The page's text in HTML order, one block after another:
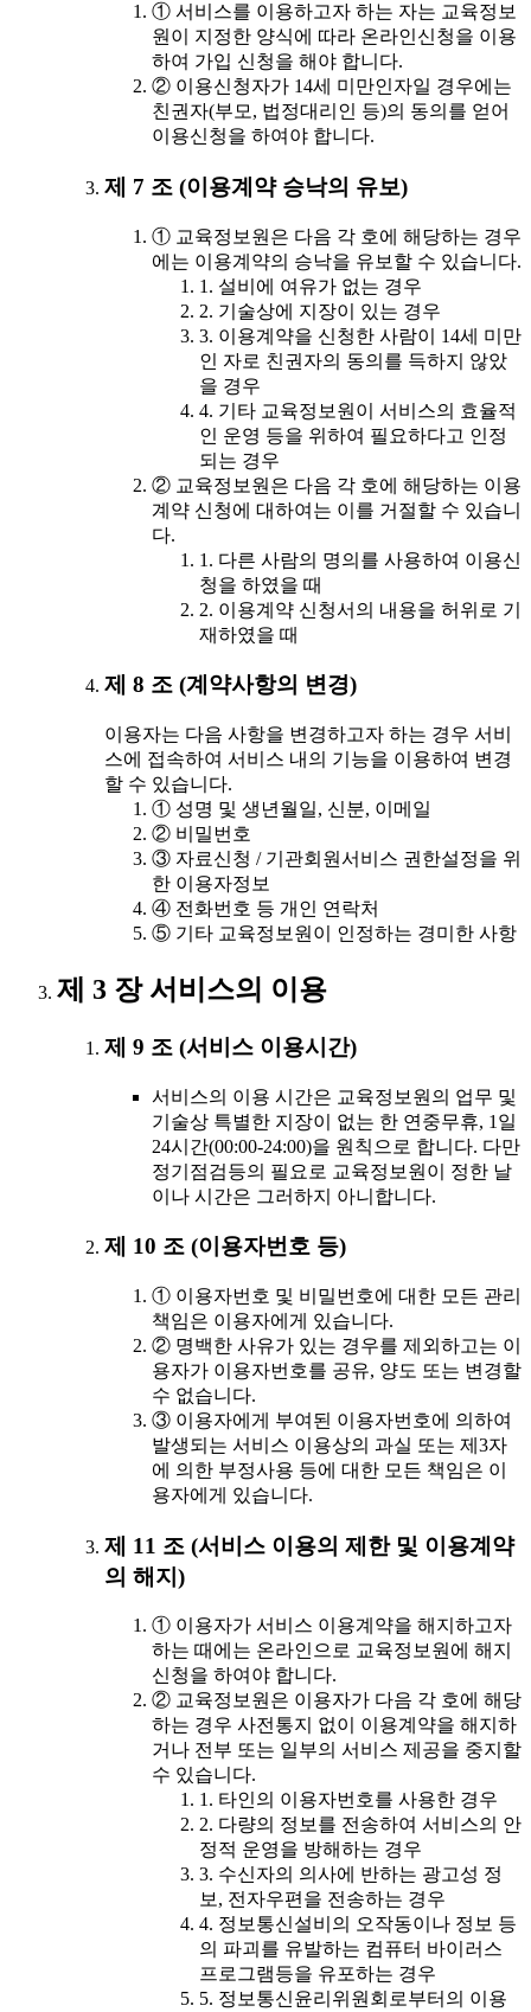
① 서비스를 이용하고자 하는 자는 교육정보
원이 지정한 양식에 따라 온라인신청을 이용
하여 가입 신청을 해야 합니다.
② 이용신청자가 14세 미만인자일 경우에는
친권자(부모, 법정대리인 등)의 동의를 얻어
이용신청을 하여야 합니다.
제 7 조 (이용계약 승낙의 유보)
① 교육정보원은 다음 각 호에 해당하는 경우
에는 이용계약의 승낙을 유보할 수 있습니다.
1. 설비에 여유가 없는 경우
2. 기술상에 지장이 있는 경우
3. 이용계약을 신청한 사람이 14세 미만
인 자로 친권자의 동의를 득하지 않았
을 경우
4. 기타 교육정보원이 서비스의 효율적
인 운영 등을 위하여 필요하다고 인정
되는 경우
② 교육정보원은 다음 각 호에 해당하는 이용
계약 신청에 대하여는 이를 거절할 수 있습니
다.
1. 다른 사람의 명의를 사용하여 이용신
청을 하였을 때
2. 이용계약 신청서의 내용을 허위로 기
재하였을 때
제 8 조 (계약사항의 변경)
이용자는 다음 사항을 변경하고자 하는 경우 서비
스에 접속하여 서비스 내의 기능을 이용하여 변경
할 수 있습니다.
① 성명 및 생년월일, 신분, 이메일
② 비밀번호
③ 자료신청 / 기관회원서비스 권한설정을 위
한 이용자정보
④ 전화번호 등 개인 연락처
⑤ 기타 교육정보원이 인정하는 경미한 사항
제 3 장 서비스의 이용
제 9 조 (서비스 이용시간)
서비스의 이용 시간은 교육정보원의 업무 및
기술상 특별한 지장이 없는 한 연중무휴, 1일
24시간(00:00-24:00)을 원칙으로 합니다. 다만
정기점검등의 필요로 교육정보원이 정한 날
이나 시간은 그러하지 아니합니다.
제 10 조 (이용자번호 등)
① 이용자번호 및 비밀번호에 대한 모든 관리
책임은 이용자에게 있습니다.
② 명백한 사유가 있는 경우를 제외하고는 이
용자가 이용자번호를 공유, 양도 또는 변경할
수 없습니다.
③ 이용자에게 부여된 이용자번호에 의하여
발생되는 서비스 이용상의 과실 또는 제3자
에 의한 부정사용 등에 대한 모든 책임은 이
용자에게 있습니다.
제 11 조 (서비스 이용의 제한 및 이용계약
의 해지)
① 이용자가 서비스 이용계약을 해지하고자
하는 때에는 온라인으로 교육정보원에 해지
신청을 하여야 합니다.
② 교육정보원은 이용자가 다음 각 호에 해당
하는 경우 사전통지 없이 이용계약을 해지하
거나 전부 또는 일부의 서비스 제공을 중지할
수 있습니다.
1. 타인의 이용자번호를 사용한 경우
2. 다량의 정보를 전송하여 서비스의 안
정적 운영을 방해하는 경우
3. 수신자의 의사에 반하는 광고성 정
보, 전자우편을 전송하는 경우
4. 정보통신설비의 오작동이나 정보 등
의 파괴를 유발하는 컴퓨터 바이러스
프로그램등을 유포하는 경우
5. 정보통신윤리위원회로부터의 이용